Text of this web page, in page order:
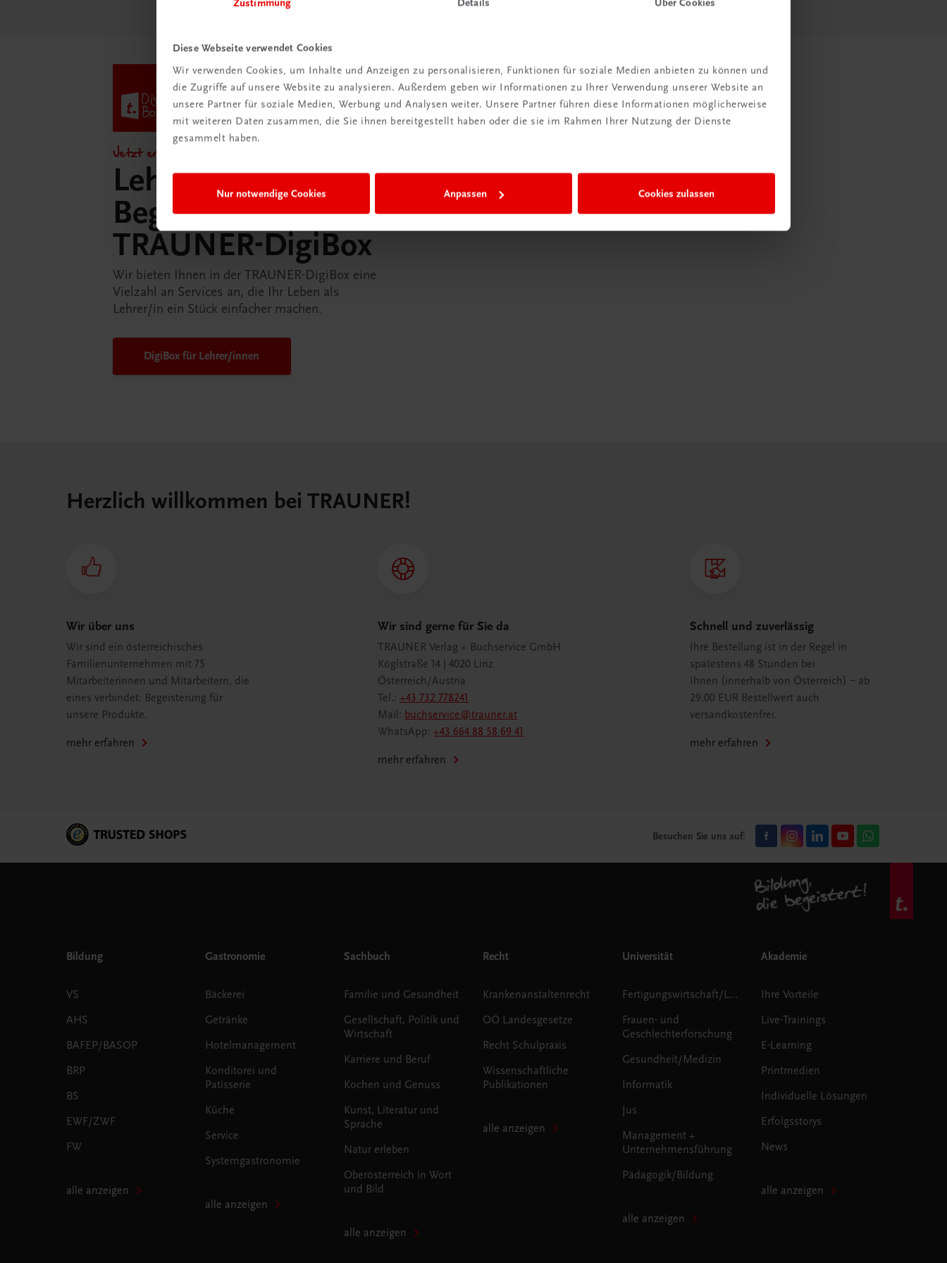
Diese Webseite verwendet Cookies
Wir verwenden Cookies, um Inhalte und Anzeigen zu personalisieren, Funktionen für soziale Medien anbieten zu können und
die Zugriffe auf unsere Website zu analysieren. Außerdem geben wir Informationen zu Ihrer Verwendung unserer Website an
unsere Partner für soziale Medien, Werbung und Analysen weiter. Unsere Partner führen diese Informationen möglicherweise
mit weiteren Daten zusammen, die Sie ihnen bereitgestellt haben oder die sie im Rahmen Ihrer Nutzung der Dienste
gesammelt haben.
Nur notwendige Cookies Anpassen Cookies zulassen
Jetzt entdecken!
Lehrer/innen-
Begleitpakete in der
TRAUNER-DigiBox
Wir bieten Ihnen in der TRAUNER-DigiBox eine
Vielzahl an Services an, die Ihr Leben als
Lehrer/in ein Stück einfacher machen.
DigiBox für Lehrer/innen
Herzlich willkommen bei TRAUNER!
Wir über uns
Wir sind ein österreichisches
Familienunternehmen mit 75
Mitarbeiterinnen und Mitarbeitern, die
eines verbindet: Begeisterung für
unsere Produkte.
mehr erfahren
Wir sind gerne für Sie da
TRAUNER Verlag + Buchservice GmbH
Köglstraße 14 | 4020 Linz
Österreich/Austria
Tel.:+43 732 778241
Mail: buchservice@trauner.at
WhatsApp:+43 664 88 58 69 41
mehr erfahren
Schnell und zuverlässig
Ihre Bestellung ist in der Regel in
spätestens 48 Stunden bei
Ihnen (innerhalb von Österreich) – ab
29,00 EUR Bestellwert auch
versandkostenfrei.
mehr erfahren
Besuchen Sie uns auf:
Bildung
VS
AHS
BAFEP/BASOP
BRP
BS
EWF/ZWF
FW
alle anzeigen
Gastronomie
Bäckerei
Getränke
Hotelmanagement
Konditorei und
Patisserie
Küche
Service
Systemgastronomie
alle anzeigen
Sachbuch
Familie und Gesundheit
Gesellschaft, Politik und
Wirtschaft
Karriere und Beruf
Kochen und Genuss
Kunst, Literatur und
Sprache
Natur erleben
Oberösterreich in Wort
und Bild
alle anzeigen
Recht
Krankenanstaltenrecht
OÖ Landesgesetze
Recht Schulpraxis
Wissenschaftliche
Publikationen
alle anzeigen
Universität
Fertigungswirtschaft/Logistik
Frauen- und
Geschlechterforschung
Gesundheit/Medizin
Informatik
Jus
Management +
Unternehmensführung
Pädagogik/Bildung
alle anzeigen
Akademie
Ihre Vorteile
Live-Trainings
E-Learning
Printmedien
Individuelle Lösungen
Erfolgsstorys
News
alle anzeigen